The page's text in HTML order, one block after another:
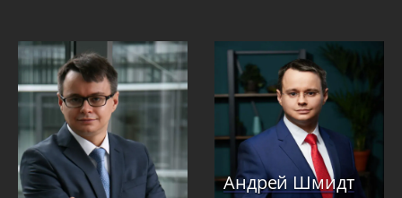
Андрей Шмидт